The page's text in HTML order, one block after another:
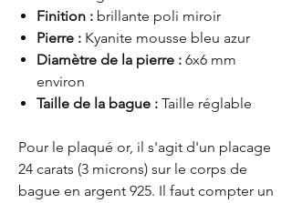
Finition : brillante poli miroir
Pierre : Kyanite mousse bleu azur
Diamètre de la pierre : 6x6 mm
environ
Taille de la bague : Taille réglable
Pour le plaqué or, il s'agit d'un placage
24 carats (3 microns) sur le corps de
bague en argent 925. Il faut compter un